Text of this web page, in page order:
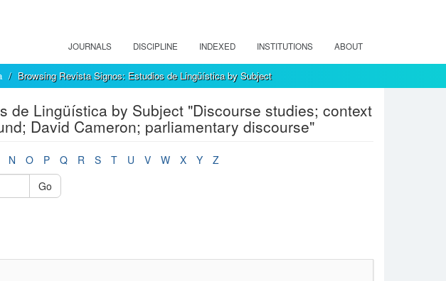
JOURNALS DISCIPLINE INDEXED INSTITUTIONS ABOUT
Browsing Revista Signos: Estudios de Lingüística by Subject
de Lingüística by Subject "Discourse studies; context
David Cameron; parliamentary discourse"
N O P Q R S T U V W X Y
Z
Go